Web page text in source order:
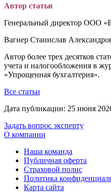
Автор статьи
Генеральный директор ООО
Вагнер Станислав
Автор более трех десятков
учета и налогообложения в
«Упрощенная бухгалтерия».
Все статьи
Дата публикации: 25 июня
Задать вопрос эксперту
О компании
Наша команда
Публичная оферта
Страховой полис
Политика
Карта сайта